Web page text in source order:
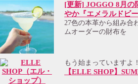
[更新] JOGGO 8月の
やか『エメラルドビー
27色の本革から組み合
ムオーダーの財布を
もう始まっていますよ！
【ELLE SHOP】